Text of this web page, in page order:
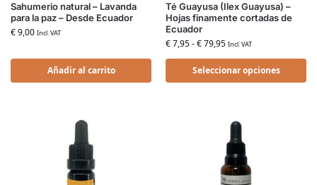
Sahumerio natural – Lavanda
para la paz – Desde Ecuador
€9,00 Incl. VAT
Añadir al carrito
Té Guayusa (Ilex Guayusa) –
Hojas finamente cortadas de
Ecuador
€7,95-€79,95 Incl. VAT
Seleccionar opciones